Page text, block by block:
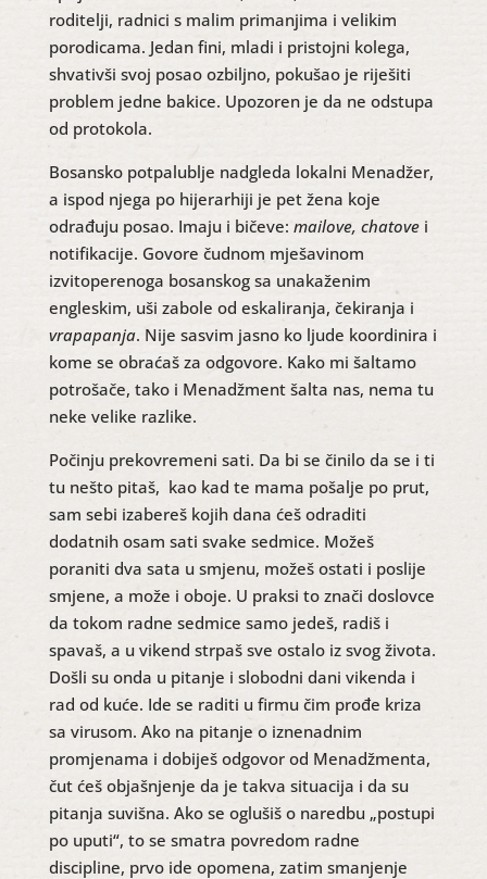
roditelji, radnici s malim primanjima i velikim
porodicama. Jedan fini, mladi i pristojni kolega,
shvativši svoj posao ozbiljno, pokušao je riješiti
problem jedne bakice. Upozoren je da ne odstupa
od protokola.
Bosansko potpalublje nadgleda lokalni Menadžer,
a ispod njega po hijerarhiji je pet žena koje
odrađuju posao. Imaju i bičeve: mailove, chatovei
notifikacije. Govore čudnom mješavinom
izvitoperenoga bosanskog sa unakaženim
engleskim, uši zabole od eskaliranja, čekiranja i
vrapapanja. Nije sasvim jasno ko ljude koordinira i
kome se obraćaš za odgovore. Kako mi šaltamo
potrošače, tako i Menadžment šalta nas, nema tu
neke velike razlike.
Počinju prekovremeni sati. Da bi se činilo da se i ti
tu nešto pitaš, kao kad te mama pošalje po prut,
sam sebi izabereš kojih dana ćeš odraditi
dodatnih osam sati svake sedmice. Možeš
poraniti dva sata u smjenu, možeš ostati i poslije
smjene, a može i oboje. U praksi to znači doslovce
da tokom radne sedmice samo jedeš, radiš i
spavaš, a u vikend strpaš sve ostalo iz svog života.
Došli su onda u pitanje i slobodni dani vikenda i
rad od kuće. Ide se raditi u firmu čim prođe kriza
sa virusom. Ako na pitanje o iznenadnim
promjenama i dobiješ odgovor od Menadžmenta,
čut ćeš objašnjenje da je takva situacija i da su
pitanja suvišna. Ako se oglušiš o naredbu „postupi
po uputi“, to se smatra povredom radne
discipline, prvo ide opomena, zatim smanjenje